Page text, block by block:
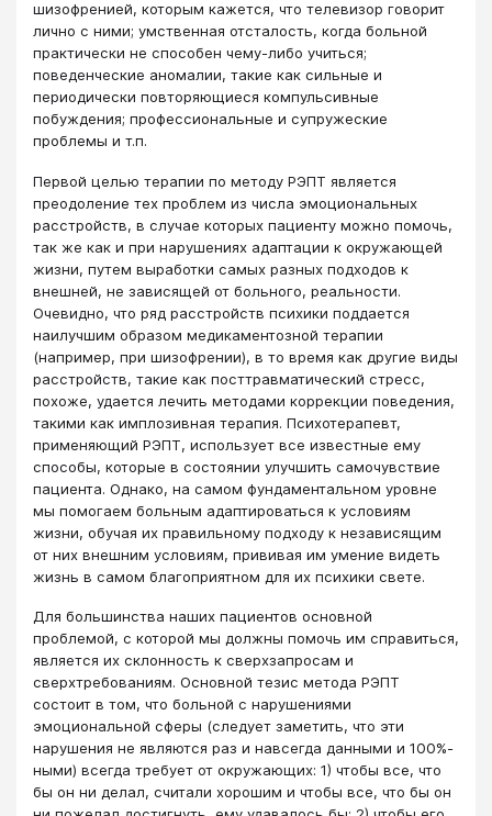
шизофренией, которым кажется, что телевизор говорит
лично с ними; умственная отсталость, когда больной
практически не способен чему-либо учиться;
поведенческие аномалии, такие как сильные и
периодически повторяющиеся компульсивные
побуждения; профессиональные и супружеские
проблемы и т.п.
Первой целью терапии по методу РЭПТ является
преодоление тех проблем из числа эмоциональных
расстройств, в случае которых пациенту можно помочь,
так же как и при нарушениях адаптации к окружающей
жизни, путем выработки самых разных подходов к
внешней, не зависящей от больного, реальности.
Очевидно, что ряд расстройств психики поддается
наилучшим образом медикаментозной терапии
(например, при шизофрении), в то время как другие виды
расстройств, такие как посттравматический стресс,
похоже, удается лечить методами коррекции поведения,
такими как имплозивная терапия. Психотерапевт,
применяющий РЭПТ, использует все известные ему
способы, которые в состоянии улучшить самочувствие
пациента. Однако, на самом фундаментальном уровне
мы помогаем больным адаптироваться к условиям
жизни, обучая их правильному подходу к независящим
от них внешним условиям, прививая им умение видеть
жизнь в самом благоприятном для их психики свете.
Для большинства наших пациентов основной
проблемой, с которой мы должны помочь им справиться,
является их склонность к сверхзапросам и
сверхтребованиям. Основной тезис метода РЭПТ
состоит в том, что больной с нарушениями
эмоциональной сферы (следует заметить, что эти
нарушения не являются раз и навсегда данными и 100%-
ными) всегда требует от окружающих: 1) чтобы все, что
бы он ни делал, считали хорошим и чтобы все, что бы он